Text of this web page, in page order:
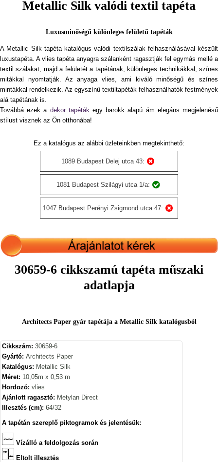
Metallic Silk valódi textil tapéta
Luxusminőségű különleges felületű tapéták
A Metallic Silk tapéta katalógus valódi textilszálak felhasználásával készült
luxustapéta. A vlies tapéta anyagra szálanként ragasztják fel egymás mellé a
textil szálakat, majd a felületét a tapétának, különleges technikákkal, színes
mitákkal nyomtatják. Az anyaga vlies, ami kiváló minőségű és színes
mintákkal rendelkezik. Az egyszínű textiltapéták felhasználhatók festmények
alá tapétának is.
Továbbá ezek a dekor tapétákegy barokk alapú ám elegáns megjelenésű
stílust visznek az Ön otthonába!
Ez a katalógus az alábbi üzleteinkben megtekinthető:
1089 Budapest Delej utca 43:
1081 Budapest Szilágyi utca 1/a:
1047 Budapest Perényi Zsigmond utca 47:
30659-6 cikkszamú tapéta műszaki
adatlapja
Architects Paper gyár tapétája a Metallic Silk katalógusból
Cikkszám: 30659-6
Gyártó: Architects Paper
Katalógus: Metallic Silk
Méret: 10,05m x 0,53 m
Hordozó: vlies
Ajánlott ragasztó: Metylan Direct
Illesztés (cm): 64/32
A tapétán szereplő piktogramok és jelentésük:
Vízálló a feldolgozás során
Eltolt illesztés